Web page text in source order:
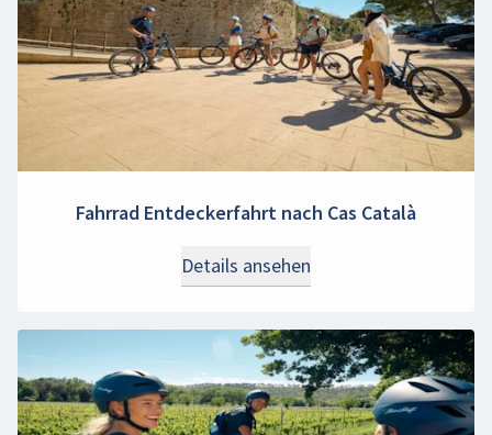
Fahrrad Entdeckerfahrt nach Cas Català
Details ansehen